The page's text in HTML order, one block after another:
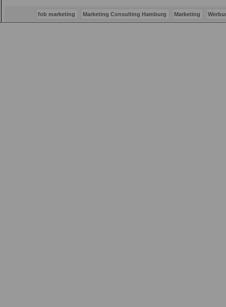
fob marketing Marketing Consulting Hamburg Marketing